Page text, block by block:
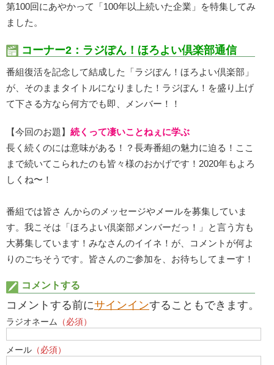
第100回にあやかって「100年以上続いた企業」を特集してみ
ました。
コーナー2：ラジぽん！ほろよい倶楽部通信
番組復活を記念して結成した「ラジぽん！ほろよい倶楽部」
が、そのままタイトルになりました！ラジぽん！を盛り上げ
て下さる方なら何方でも即、メンバー！！
【今回のお題】 続くって凄いことねぇに学ぶ
長く続くのには意味がある！？長寿番組の魅力に迫る！ここ
まで続いてこられたのも皆々様のおかげです！2020年もよろ
しくね〜！
番組では皆さ んからのメッセージやメールを募集していま
す。我こそは「ほろよい倶楽部メンバーだっ！」と言う方も
大募集しています！みなさんのイイネ！が、コメントが何よ
りのごちそうです。皆さんのご参加を、お待ちしてまーす！
コメントする
コメントする前にサインインすることもできます。
ラジオネーム （必須）
メール （必須）